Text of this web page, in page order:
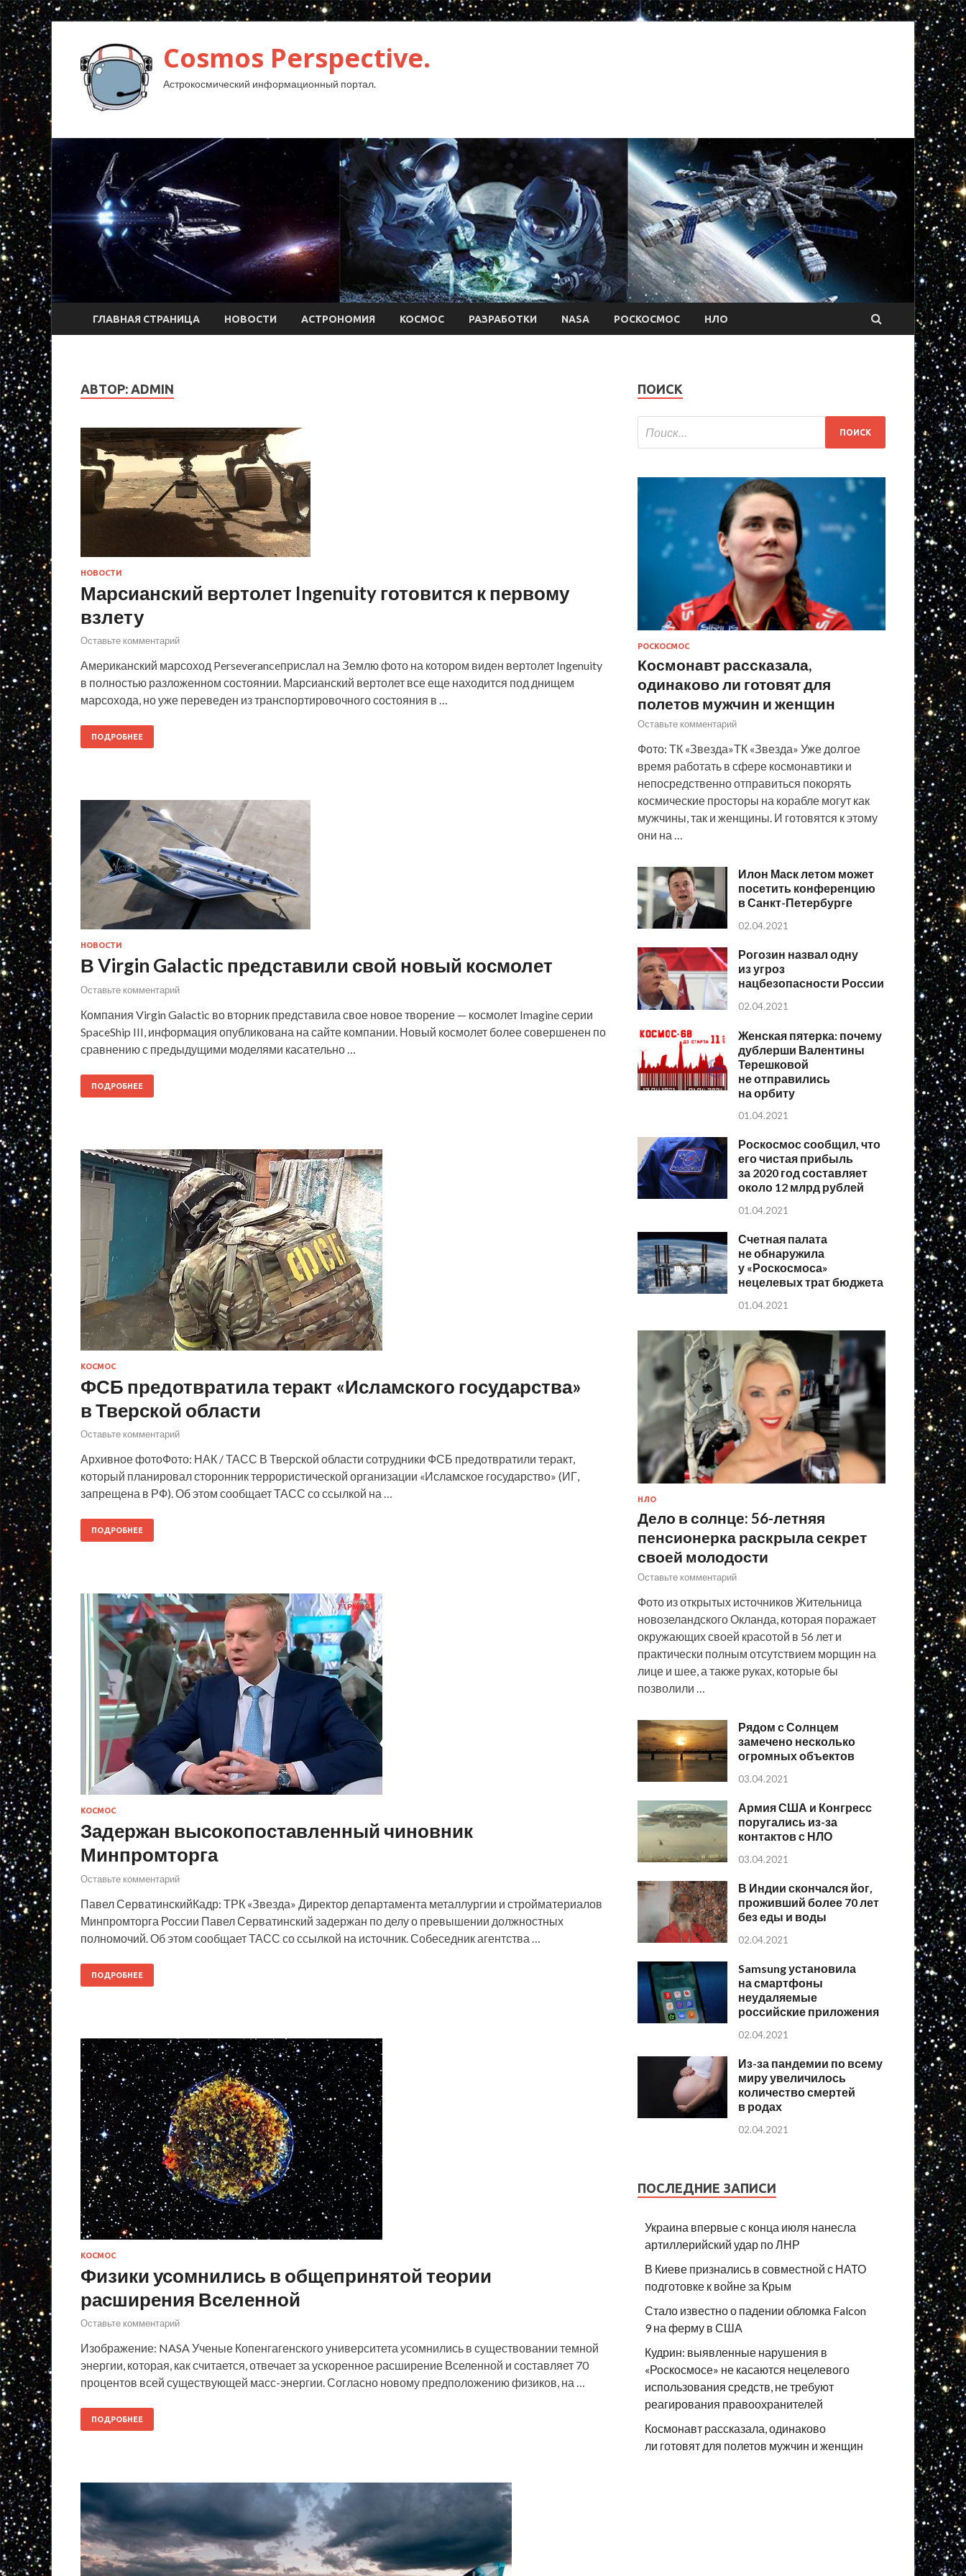
Cosmos Perspective.
Астрокосмический информационный портал.
ГЛАВНАЯ СТРАНИЦА НОВОСТИ АСТРОНОМИЯ КОСМОС РАЗРАБОТКИ NASA РОСКОСМОС НЛО
АВТОР: ADMIN
НОВОСТИ
Марсианский вертолет Ingenuity готовится к первому
взлету
Оставьте комментарий
Американский марсоход Perseveranceприслал на Землю фото на котором виден вертолет Ingenuity
в полностью разложенном состоянии. Марсианский вертолет все еще находится под днищем
марсохода, но уже переведен из транспортировочного состояния в …
ПОДРОБНЕЕ
НОВОСТИ
В Virgin Galactic представили свой новый космолет
Оставьте комментарий
Компания Virgin Galactic во вторник представила свое новое творение — космолет Imagine серии
SpaceShip III, информация опубликована на сайте компании. Новый космолет более совершенен по
сравнению с предыдущими моделями касательно …
ПОДРОБНЕЕ
КОСМОС
ФСБ предотвратила теракт «Исламского государства»
в Тверской области
Оставьте комментарий
Архивное фотоФото: НАК / ТАСС В Тверской области сотрудники ФСБ предотвратили теракт,
который планировал сторонник террористической организации «Исламское государство» (ИГ,
запрещена в РФ). Об этом сообщает ТАСС со ссылкой на …
ПОДРОБНЕЕ
КОСМОС
Задержан высокопоставленный чиновник
Минпромторга
Оставьте комментарий
Павел СерватинскийКадр: ТРК «Звезда» Директор департамента металлургии и стройматериалов
Минпромторга России Павел Серватинский задержан по делу о превышении должностных
полномочий. Об этом сообщает ТАСС со ссылкой на источник. Собеседник агентства …
ПОДРОБНЕЕ
КОСМОС
Физики усомнились в общепринятой теории
расширения Вселенной
Оставьте комментарий
Изображение: NASA Ученые Копенгагенского университета усомнились в существовании темной
энергии, которая, как считается, отвечает за ускоренное расширение Вселенной и составляет 70
процентов всей существующей масс-энергии. Согласно новому предположению физиков, на …
ПОДРОБНЕЕ
ПОИСК
РОСКОСМОС
Космонавт рассказала,
одинаково ли готовят для
полетов мужчин и женщин
Оставьте комментарий
Фото: ТК «Звезда»ТК «Звезда» Уже долгое
время работать в сфере космонавтики и
непосредственно отправиться покорять
космические просторы на корабле могут как
мужчины, так и женщины. И готовятся к этому
они на …
Илон Маск летом может
посетить конференцию
в Санкт-Петербурге
02.04.2021
Рогозин назвал одну
из угроз
нацбезопасности России
02.04.2021
Женская пятерка: почему
дублерши Валентины
Терешковой
не отправились
на орбиту
01.04.2021
Роскосмос сообщил, что
его чистая прибыль
за 2020 год составляет
около 12 млрд рублей
01.04.2021
Счетная палата
не обнаружила
у «Роскосмоса»
нецелевых трат бюджета
01.04.2021
НЛО
Дело в солнце: 56-летняя
пенсионерка раскрыла секрет
своей молодости
Оставьте комментарий
Фото из открытых источников Жительница
новозеландского Окланда, которая поражает
окружающих своей красотой в 56 лет и
практически полным отсутствием морщин на
лице и шее, а также руках, которые бы
позволили …
Рядом с Солнцем
замечено несколько
огромных объектов
03.04.2021
Армия США и Конгресс
поругались из-за
контактов с НЛО
03.04.2021
В Индии скончался йог,
проживший более 70 лет
без еды и воды
02.04.2021
Samsung установила
на смартфоны
неудаляемые
российские приложения
02.04.2021
Из-за пандемии по всему
миру увеличилось
количество смертей
в родах
02.04.2021
ПОСЛЕДНИЕ ЗАПИСИ
Украина впервые с конца июля нанесла
артиллерийский удар по ЛНР
В Киеве признались в совместной с НАТО
подготовке к войне за Крым
Стало известно о падении обломка Falcon
9 на ферму в США
Кудрин: выявленные нарушения в
«Роскосмосе» не касаются нецелевого
использования средств, не требуют
реагирования правоохранителей
Космонавт рассказала, одинаково
ли готовят для полетов мужчин и женщин